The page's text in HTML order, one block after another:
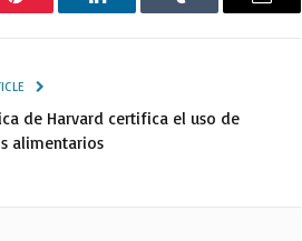
Pinterest LinkedIn Tumblr Email
de Harvard certifica el uso de
alimentarios